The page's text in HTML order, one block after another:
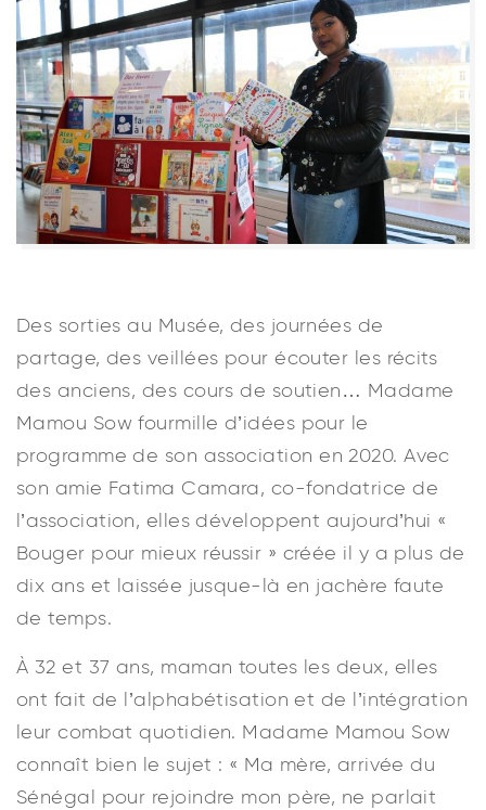
Des sorties au Musée, des journées de
partage, des veillées pour écouter les récits
des anciens, des cours de soutien… Madame
Mamou Sow fourmille d’idées pour le
programme de son association en 2020. Avec
son amie Fatima Camara, co-fondatrice de
l’association, elles développent aujourd’hui «
Bouger pour mieux réussir » créée il y a plus de
dix ans et laissée jusque-là en jachère faute
de temps.
À 32 et 37 ans, maman toutes les deux, elles
ont fait de l’alphabétisation et de l’intégration
leur combat quotidien. Madame Mamou Sow
connaît bien le sujet : « Ma mère, arrivée du
Sénégal pour rejoindre mon père, ne parlait